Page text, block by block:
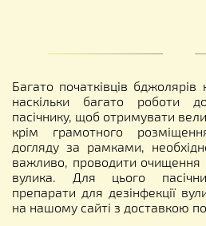
Багато початківців
наскільки багато роботи
пасічнику, щоб отримувати
крім грамотного
догляду за рамками,
важливо, проводити очищення
вулика. Для цього
препарати для дезінфекції
на нашому сайті з доставкою по